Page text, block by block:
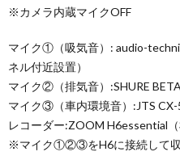
※カメラ内蔵マイクOFF
マイク①（吸気音）: audio-
ネル付近設置）
マイク②（排気音）:SHURE
マイク③（車内環境音）:JTS CX-
レコーダー:ZOOM H6essential（
※マイク①②③をH6に接続して収